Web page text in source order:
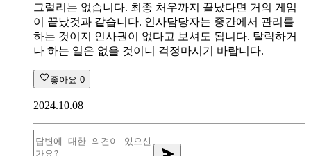
그럴리는 없습니다. 최종 처우까지 끝났다면 거의 게임
이 끝났것과 같습니다. 인사담당자는 중간에서 관리를
하는 것이지 인사권이 없다고 보셔도 됩니다. 탈락하거
나 하는 일은 없을 것이니 걱정마시기 바랍니다.
좋아요 0
2024.10.08